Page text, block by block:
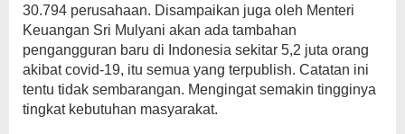
30.794 perusahaan. Disampaikan juga oleh Menteri
Keuangan Sri Mulyani akan ada tambahan
pengangguran baru di Indonesia sekitar 5,2 juta orang
akibat covid-19, itu semua yang terpublish. Catatan ini
tentu tidak sembarangan. Mengingat semakin tingginya
tingkat kebutuhan masyarakat.